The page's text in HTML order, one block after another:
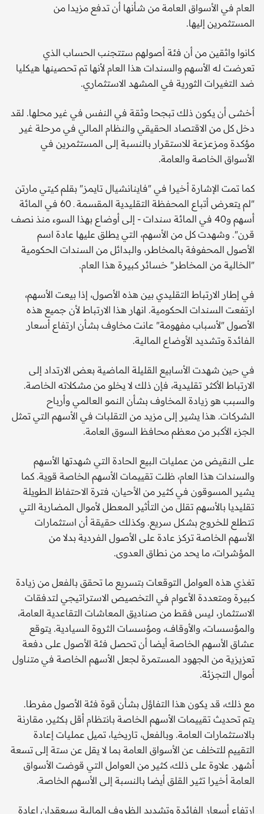
العام في الأسواق العامة من شأنها أن تدفع مزيدا من
المستثمرين إليها.
كانوا واثقين من أن فئة أصولهم ستتجنب الحساب الذي
تعرضت له الأسهم والسندات هذا العام لأنها تم تحصينها هيكليا
ضد التغيرات الثورية في المشهد الاستثماري.
أخشى أن يكون ذلك تبجحا وثقة في النفس في غير محلها. لقد
دخل كل من الاقتصاد الحقيقي والنظام المالي في مرحلة غير
مؤكدة ومزعزعة للاستقرار بالنسبة إلى المستثمرين في
الأسواق الخاصة والعامة.
كما تمت الإشارة أخيرا في "فاينانشيال تايمز" بقلم كيتي مارتن
"لم يتعرض أتباع المحفظة التقليدية المقسمة ـ 60 في المائة
أسهم و40 في المائة سندات - إلى أوضاع بهذا السوء منذ نصف
قرن". وشهدت كل من الأسهم، التي يطلق عليها عادة اسم
الأصول المحفوفة بالمخاطر، والبدائل من السندات الحكومية
"الخالية من المخاطر" خسائر كبيرة هذا العام.
في إطار الارتباط التقليدي بين هذه الأصول، إذا بيعت الأسهم،
ارتفعت السندات الحكومية. انهار هذا الارتباط لأن جميع هذه
الأصول "لأسباب مفهومة" عانت مخاوف بشأن ارتفاع أسعار
الفائدة وتشديد الأوضاع المالية.
في حين شهدت الأسابيع القليلة الماضية بعض الارتداد إلى
الارتباط الأكثر تقليدية، فإن ذلك لا يخلو من مشكلاته الخاصة.
والسبب هو زيادة المخاوف بشأن النمو العالمي وأرباح
الشركات. هذا يشير إلى مزيد من التقلبات في الأسهم التي تمثل
الجزء الأكبر من معظم محافظ السوق العامة.
على النقيض من عمليات البيع الحادة التي شهدتها الأسهم
والسندات هذا العام، ظلت تقييمات الأسهم الخاصة قوية. كما
يشير المسوقون في كثير من الأحيان، فترة الاحتفاظ الطويلة
تقليديا بالأسهم تقلل من التأثير المعطل لأموال المضاربة التي
تتطلع للخروج بشكل سريع. وكذلك حقيقة أن استثمارات
الأسهم الخاصة تركز عادة على الأصول الفردية بدلا من
المؤشرات، ما يحد من نطاق العدوى.
تغذي هذه العوامل التوقعات بتسريع ما تحقق بالفعل من زيادة
كبيرة ومتعددة الأعوام في التخصيص الاستراتيجي لتدفقات
الاستثمار، ليس فقط من صناديق المعاشات التقاعدية العامة،
والمؤسسات، والأوقاف، ومؤسسات الثروة السيادية. يتوقع
عشاق الأسهم الخاصة أيضا أن تحصل فئة الأصول على دفعة
تعزيزية من الجهود المستمرة لجعل الأسهم الخاصة في متناول
أموال التجزئة.
مع ذلك، قد يكون هذا التفاؤل بشأن قوة فئة الأصول مفرطا.
يتم تحديث تقييمات الأسهم الخاصة بانتظام أقل بكثير، مقارنة
بالاستثمارات العامة. وبالفعل، تاريخيا، تميل عمليات إعادة
التقييم للتخلف عن الأسواق العامة بما لا يقل عن ستة إلى تسعة
أشهر. علاوة على ذلك، كثير من العوامل التي قوضت الأسواق
العامة أخيرا تثير القلق أيضا بالنسبة إلى الأسهم الخاصة.
ارتفاع أسعار الفائدة وتشديد الظروف المالية سيعقدان إعادة